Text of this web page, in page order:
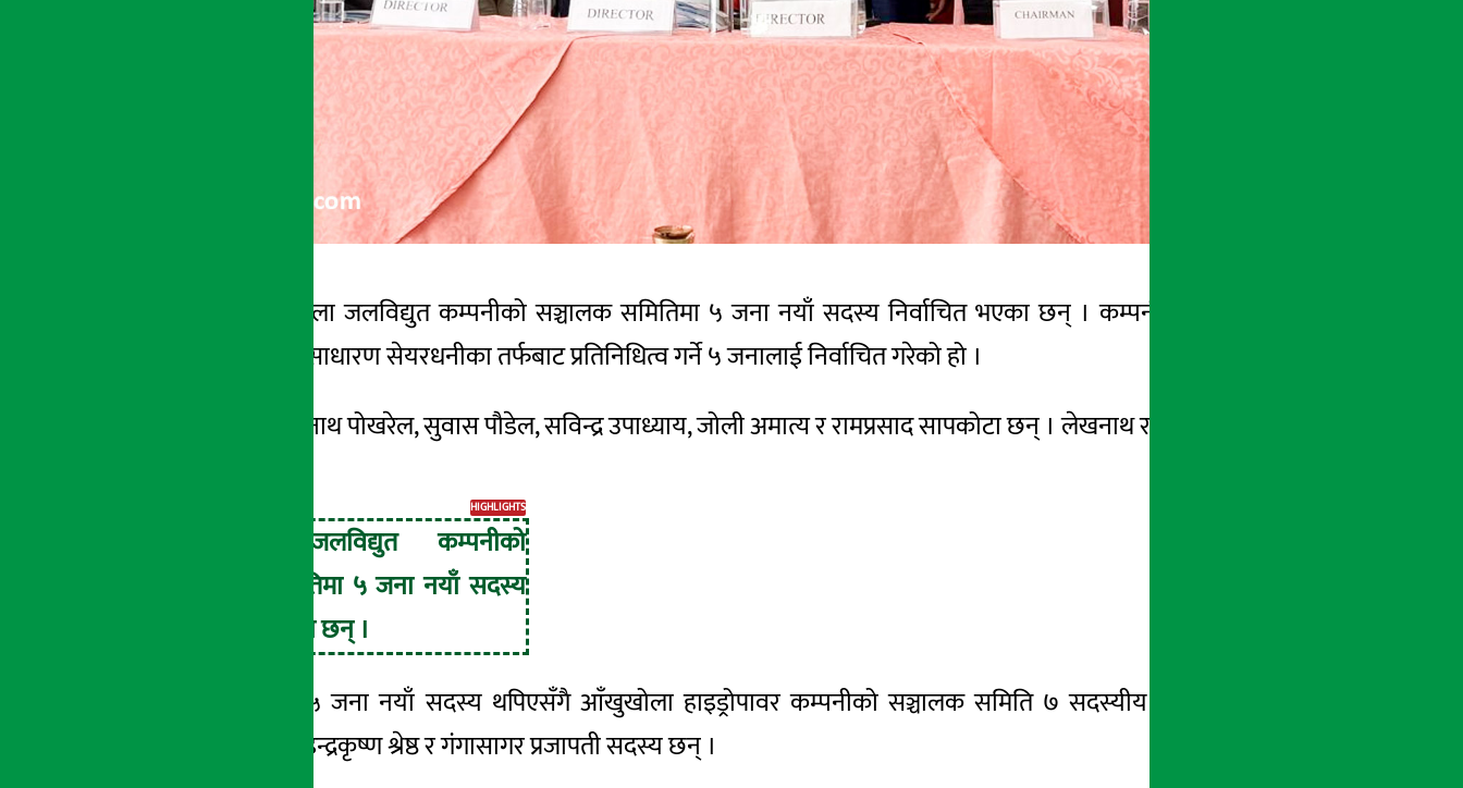
काठमाडौँ । आँखुखोला जलविद्युत कम्पनीको सञ्चालक समितिमा ५ जना नयाँ सदस्य निर्वाचित भएका छन् । कम्पनीको
साधारण सभाले सर्वसाधारण सेयरधनीका तर्फबाट प्रतिनिधित्व गर्ने ५ जनालाई निर्वाचित गरेको हो ।
निर्वाचित हुनेमा लेखनाथ पोखरेल, सुवास पौडेल,सविन्द्रउपाध्याय, जोली अमात्य र रामप्रसाद सापकोटा छन् । लेखनाथ र सुवास चार्टर्ड एकाउन्टेन्ट हुन्
HIGHLIGHTS
आँखुखोला जलविद्युत कम्पनीको
सञ्चालक समितिमा ५ जना नयाँ सदस्य
निर्वाचित भएका छन् ।
सञ्चालक समितिमा ५ जना नयाँ सदस्य थपिएसँगै आँखुखोला हाइड्रोपावर कम्पनीको सञ्चालक समिति ७ सदस्यीय बनेको छ । समितिमा हाल
इन्द्रकृष्णश्रेष्ठ रगंगासागरप्रजापतीसदस्य छन् ।